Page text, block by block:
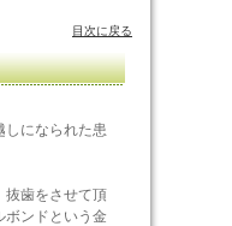
目次に戻る
しになられた患
抜歯をさせて頂
ボンドという金